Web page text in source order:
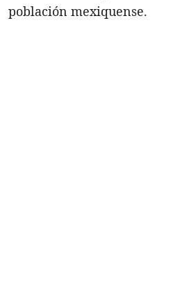
población mexiquense.